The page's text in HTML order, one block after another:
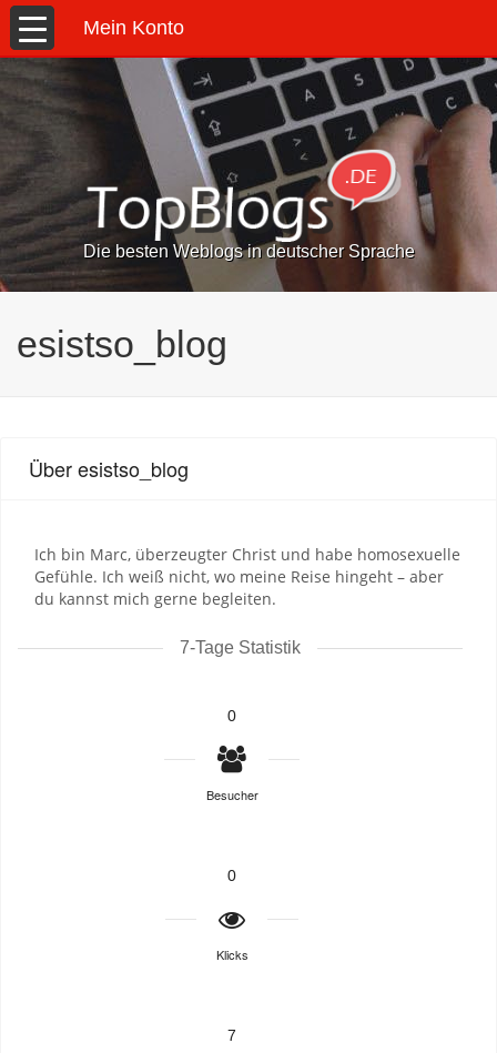
Mein Konto
Die besten Weblogs in deutscher Sprache
esistso_blog
Über esistso_blog
Ich bin Marc, überzeugter Christ und habe homosexuelle
Gefühle. Ich weiß nicht, wo meine Reise hingeht – aber
du kannst mich gerne begleiten.
7-Tage Statistik
0
Besucher
0
Klicks
7